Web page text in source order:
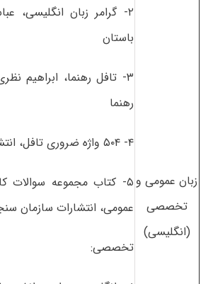
زبان عمومی و
تخصصی
(انگلیسی)
۲- گرامر زبان انگلیسی،
باستان
۳- تافل رهنما، ابراهیم
رهنما
۴- ۵۰۴ واژه ضروری تافل، انتشارات جنگل
۵- کتاب مجموعه سوالات
عمومی، انتشارات سازمان
تخصصی: